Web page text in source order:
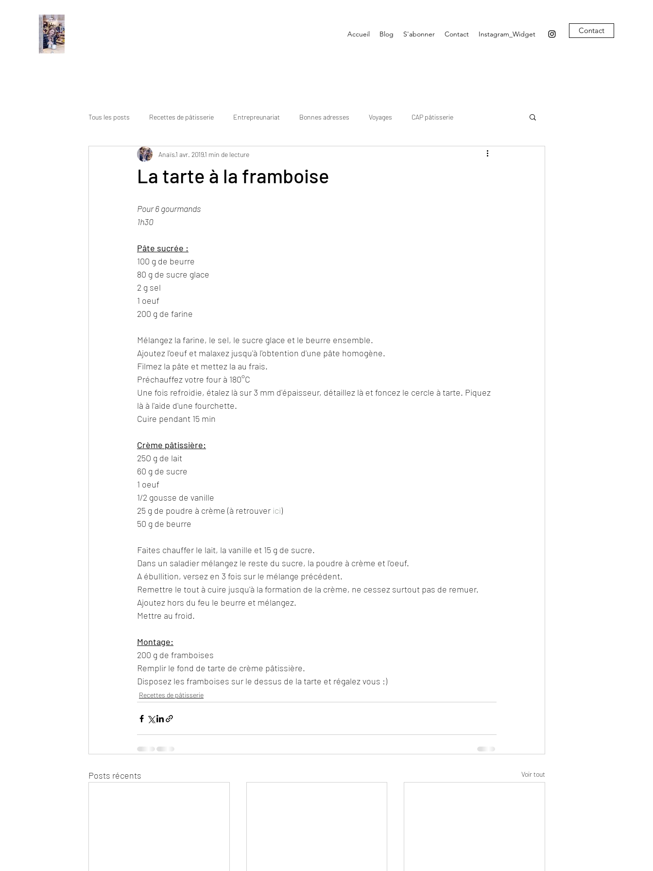
Accueil Blog S'abonner Contact Instagram_Widget Contact
Tous les posts Recettes de pâtisserie Entrepreunariat Bonnes adresses Voyages CAP pâtisserie
La tarte à la framboise
Anaïs1 avr. 20191 min de lecture
Pour 6 gourmands
1h30
Pâte sucrée :
100 g de beurre
80 g de sucre glace
2 g sel
1 oeuf
200 g de farine
Mélangez la farine, le sel, le sucre glace et le beurre ensemble.
Ajoutez l'oeuf et malaxez jusqu'à l'obtention d'une pâte homogène.
Filmez la pâte et mettez la au frais.
Préchauffez votre four à 180°C
Une fois refroidie, étalez là sur 3 mm d'épaisseur, détaillez là et foncez le cercle à tarte. Piquez
là à l'aide d'une fourchette.
Cuire pendant 15 min
Crème pâtissière:
25O g de lait
60 g de sucre
1 oeuf
1/2 gousse de vanille
25 g de poudre à crème (à retrouver ici)
50 g de beurre
Faites chauffer le lait, la vanille et 15 g de sucre.
Dans un saladier mélangez le reste du sucre, la poudre à crème et l'oeuf.
A ébullition, versez en 3 fois sur le mélange précédent.
Remettre le tout à cuire jusqu'à la formation de la crème, ne cessez surtout pas de remuer.
Ajoutez hors du feu le beurre et mélangez.
Mettre au froid.
Montage:
200 g de framboises
Remplir le fond de tarte de crème pâtissière.
Disposez les framboises sur le dessus de la tarte et régalez vous :)
Recettes de pâtisserie
Posts récents Voir tout